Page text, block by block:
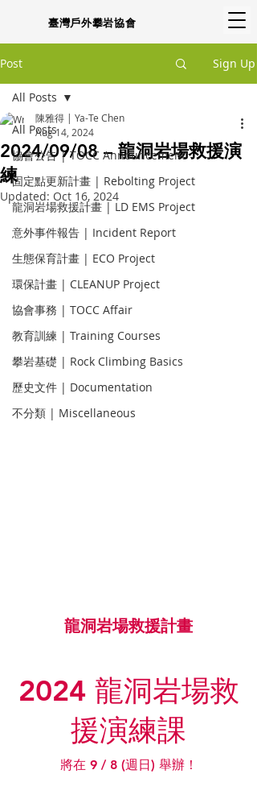
臺灣戶外攀岩協會
Post Sign Up
All Posts
協會公告 | TOCC Announcement
固定點更新計畫 | Rebolting Project
龍洞岩場救援計畫 | LD EMS Project
意外事件報告 | Incident Report
生態保育計畫 | ECO Project
環保計畫 | CLEANUP Project
協會事務 | TOCC Affair
教育訓練 | Training Courses
攀岩基礎 | Rock Climbing Basics
歷史文件 | Documentation
不分類 | Miscellaneous
All Posts
2024/09/08 – 龍洞岩場救援演
練
陳雅得 | Ya-Te Chen
Aug 14, 2024
Updated: Oct 16, 2024
龍洞岩場救援計畫
2024 龍洞岩場救
援演練課
將在 9 / 8 (週日) 舉辦！